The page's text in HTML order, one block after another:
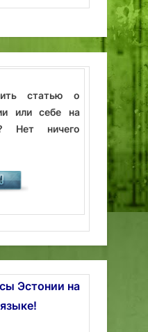
статью о
или себе на
Нет ничего
Эстонии на